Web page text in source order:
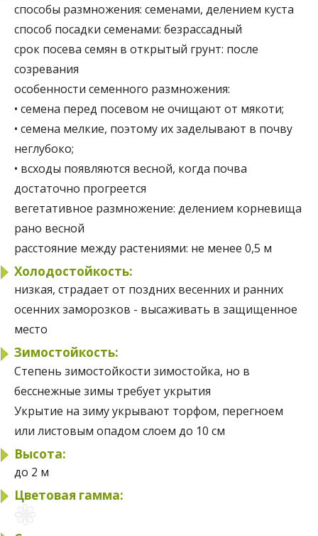
способы размножения: семенами, делением куста
способ посадки семенами: безрассадный
срок посева семян в открытый грунт: после
созревания
особенности семенного размножения:
• семена перед посевом не очищают от мякоти;
• семена мелкие, поэтому их заделывают в почву
неглубоко;
• всходы появляются весной, когда почва
достаточно прогреется
вегетативное размножение: делением корневища
рано весной
расстояние между растениями: не менее 0,5 м
Холодостойкость:
низкая, страдает от поздних весенних и ранних
осенних заморозков - высаживать в защищенное
место
Зимостойкость:
Степень зимостойкости зимостойка, но в
бесснежные зимы требует укрытия
Укрытие на зимуукрывают торфом, перегноем
или листовым опадом слоем до 10 см
Высота:
до 2 м
Цветовая гамма: